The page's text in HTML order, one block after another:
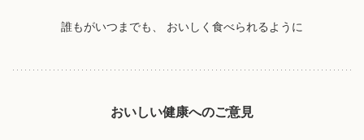
誰もがいつまでも、 おいしく食べられるように
おいしい健康へのご意見